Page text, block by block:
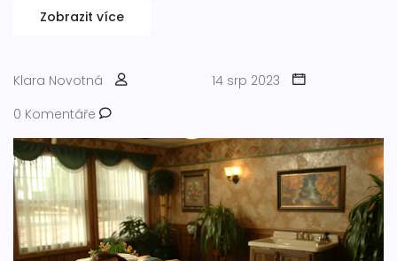
dnešního příspěvku se podíváme na několik tipů a triků,
pomůže udělat ten správný krok ke zvládnutí tohoto
náročného období s grácií a klidem.
Zobrazit více
Klara Novotná
14 srp 2023
0 Komentáře